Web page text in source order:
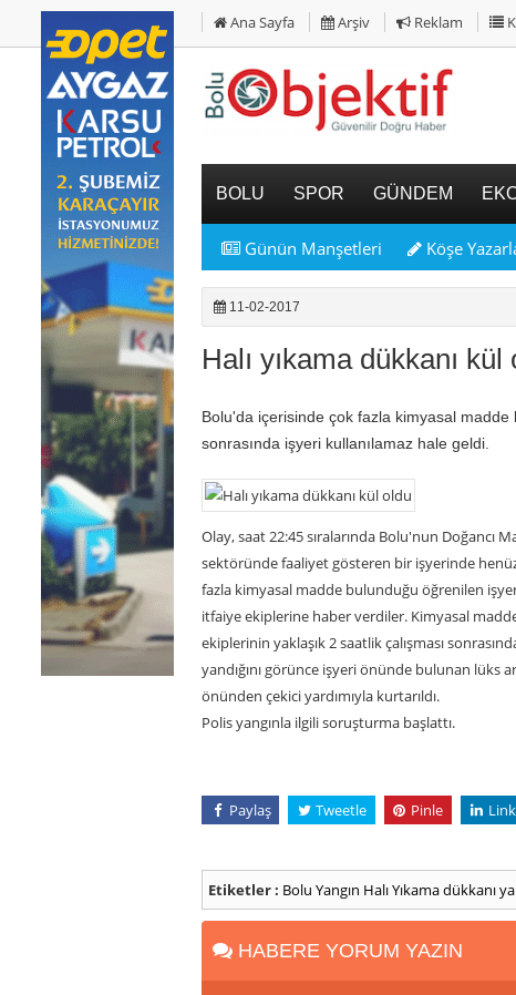
Ana Sayfa Arşiv Reklam
BOLU SPOR GÜNDEM
Günün Manşetleri Köşe
11-02-2017
Halı yıkama dükkanı kül
Bolu'da içerisinde çok fazla kimyasal madde
sonrasında işyeri kullanılamaz hale geldi.
Olay, saat 22:45 sıralarında Bolu'nun Doğancı
sektöründe faaliyet gösteren bir işyerinde
fazla kimyasal madde bulunduğu öğrenilen
itfaiye ekiplerine haber verdiler. Kimyasal
ekiplerinin yaklaşık 2 saatlik çalışması
yandığını görünce işyeri önünde bulunan lüks
önünden çekici yardımıyla kurtarıldı.
Polis yangınla ilgili soruşturma başlattı.
Paylaş Tweetle Pinle
Etiketler : Bolu Yangın Halı Yıkama dükkanı
HABERE YORUM YAZIN